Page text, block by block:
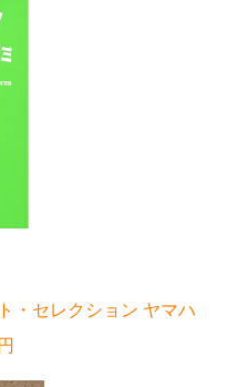
・セレクション ヤマハ